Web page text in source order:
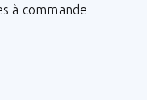
à commande